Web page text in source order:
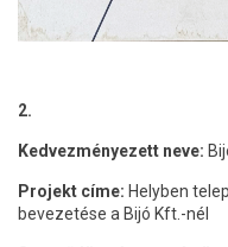
2.
Kedvezményezett neve:
Projekt címe: Helyben
bevezetése a Bijó Kft.-nél